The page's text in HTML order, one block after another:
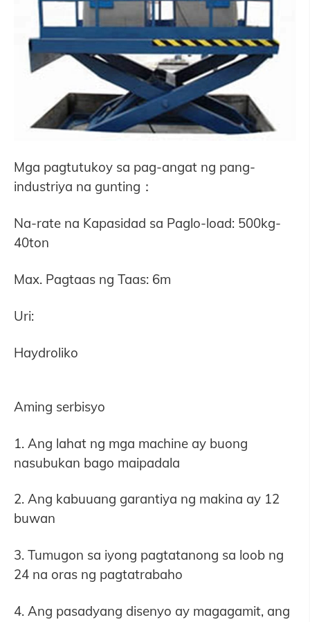
Mga pagtutukoy sa pag-angat ng pang-
industriya na gunting ：
Na-rate na Kapasidad sa Paglo-load: 500kg-
40ton
Max. Pagtaas ng Taas: 6m
Uri:
Haydroliko
Aming serbisyo
1. Ang lahat ng mga machine ay buong
nasubukan bago maipadala
2. Ang kabuuang garantiya ng makina ay 12
buwan
3. Tumugon sa iyong pagtatanong sa loob ng
24 na oras ng pagtatrabaho
4. Ang pasadyang disenyo ay magagamit, ang